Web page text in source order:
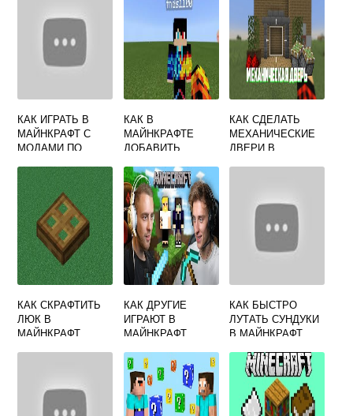
КАК ИГРАТЬ В
МАЙНКРАФТ С
МОДАМИ ПО
КАК В
МАЙНКРАФТЕ
ДОБАВИТЬ
ПРИВАТ
КАК СДЕЛАТЬ
МЕХАНИЧЕСКИЕ
ДВЕРИ В
КАК СКРАФТИТЬ
ЛЮК В
МАЙНКРАФТ
КАК ДРУГИЕ
ИГРАЮТ В
МАЙНКРАФТ
КАК БЫСТРО
ЛУТАТЬ СУНДУКИ
В МАЙНКРАФТ